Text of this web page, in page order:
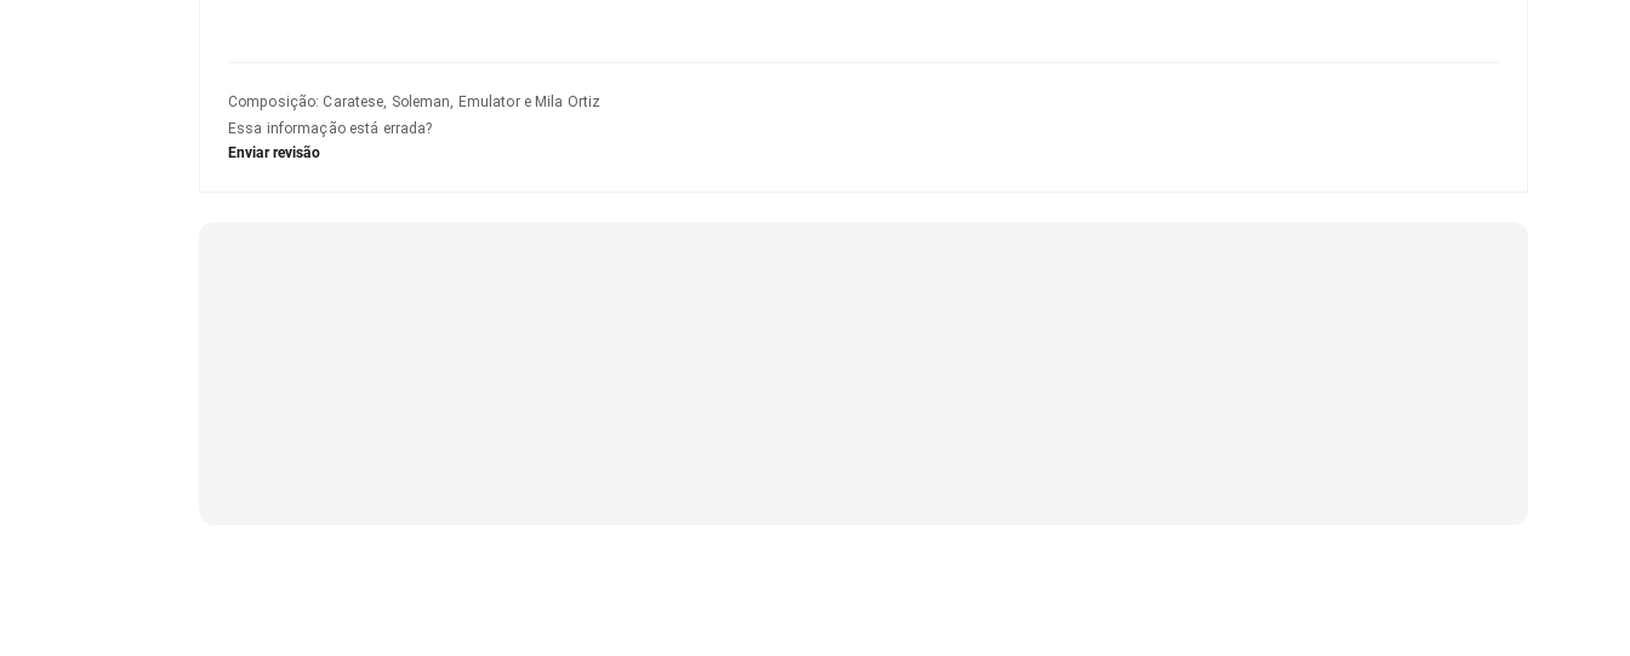
Composição: Caratese, Soleman, Emulator e Mila Ortiz
Essa informação está errada?
Enviar revisão